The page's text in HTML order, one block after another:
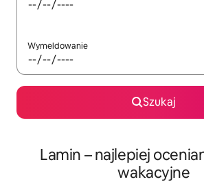
Wymeldowanie
Szukaj
Lamin – najlepiej
wakacyjne